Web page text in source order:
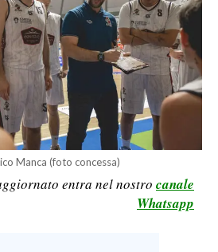
Manca (foto concessa)
entra nel nostro canale
Whatsapp